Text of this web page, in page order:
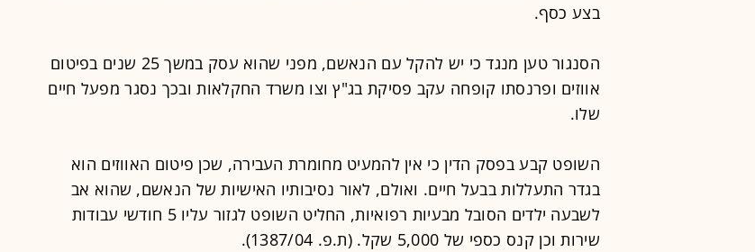
בצע כסף.
הסנגור טען מנגד כי יש להקל עם הנאשם, מפני שהוא עסק במשך 25 שנים בפיטום
אווזים ופרנסתו קופחה עקב פסיקת בג"ץ וצו משרד החקלאות ובכך נסגר מפעל חיים
שלו.
השופט קבע בפסק הדין כי אין להמעיט מחומרת העבירה, שכן פיטום האווזים הוא
בגדר התעללות בבעל חיים. ואולם, לאור נסיבותיו האישיות של הנאשם, שהוא אב
לשבעה ילדים הסובל מבעיות רפואיות, החליט השופט לגזור עליו 5 חודשי עבודות
שירות וכן קנס כספי של 5,000 שקל. (ת.פ. 1387/04).